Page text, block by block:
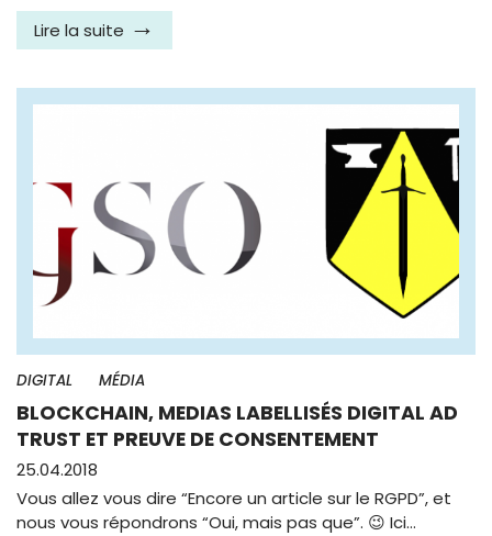
Lire la suite
DIGITAL MÉDIA
BLOCKCHAIN, MEDIAS LABELLISÉS DIGITAL AD
TRUST ET PREUVE DE CONSENTEMENT
25.04.2018
Vous allez vous dire “Encore un article sur le RGPD”, et
nous vous répondrons “Oui, mais pas que”. 😉 Ici…